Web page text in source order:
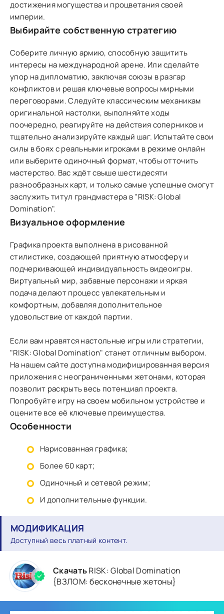
достижения могущества и процветания своей
империи.
Выбирайте собственную стратегию
Соберите личную армию, способную защитить
интересы на международной арене. Или сделайте
упор на дипломатию, заключая союзы в разгар
конфликтов и решая ключевые вопросы мирными
переговорами. Следуйте классическим механикам
оригинальной настолки, выполняйте ходы
поочередно, реагируйте на действия соперников и
тщательно анализируйте каждый шаг. Испытайте свои
силы в боях с реальными игроками в режиме онлайн
или выберите одиночный формат, чтобы отточить
мастерство. Вас ждёт свыше шестидесяти
разнообразных карт, и только самые успешные смогут
заслужить титул грандмастера в "RISK: Global
Domination".
Визуальное оформление
Графика проекта выполнена в рисованной
стилистике, создающей приятную атмосферу и
подчеркивающей индивидуальность видеоигры.
Виртуальный мир, забавные персонажи и яркая
подача делают процесс увлекательным и
комфортным, добавляя дополнительное
удовольствие от каждой партии.
Если вам нравятся настольные игры или стратегии,
"RISK: Global Domination" станет отличным выбором.
На нашем сайте доступна модифицированная версия
приложения с неограниченными жетонами, которая
позволит раскрыть весь потенциал проекта.
Попробуйте игру на своем мобильном устройстве и
оцените все её ключевые преимущества.
Особенности
Нарисованная графика;
Более 60 карт;
Одиночный и сетевой режим;
И дополнительные функции.
МОДИФИКАЦИЯ
Доступный весь платный контент.
СкачатьRISK: Global Domination
{ВЗЛОМ: бесконечные жетоны}